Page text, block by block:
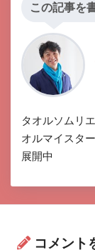
この記事を
タオルソムリ
オルマイスタ
展開中
コメント